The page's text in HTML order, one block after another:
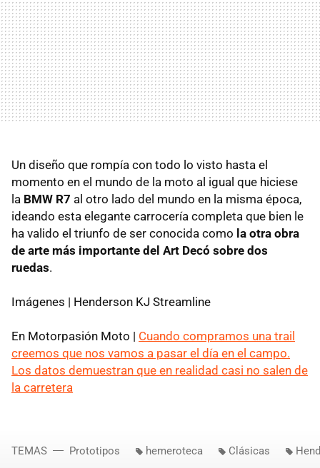
Un diseño que rompía con todo lo visto hasta el
momento en el mundo de la moto al igual que hiciese
la BMW R7 al otro lado del mundo en la misma época,
ideando esta elegante carrocería completa que bien le
ha valido el triunfo de ser conocida como la otra obra
de arte más importante del Art Decó sobre dos
ruedas.
Imágenes | Henderson KJ Streamline
En Motorpasión Moto | Cuando compramos una trail
creemos que nos vamos a pasar el día en el campo.
Los datos demuestran que en realidad casi no salen de
la carretera
TEMAS Prototipos hemeroteca Clásicas